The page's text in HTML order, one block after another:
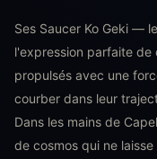
Ses Saucer Ko Geki —
l'expression parfaite de
propulsés avec une
courber dans leur
Dans les mains de
de cosmos qui ne